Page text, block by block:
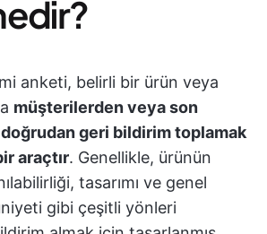
anketi, belirli bir ürün veya
müşterilerden veya son
doğrudan geri bildirim toplamak
araçtır. Genellikle, ürünün
tasarımı ve genel
gibi çeşitli yönleri